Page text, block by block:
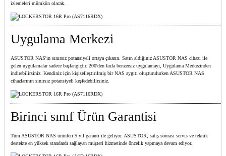
izlemeleri mümkün olacak.
Uygulama Merkezi
ASUSTOR NAS'ın sınırsız potansiyeli ortaya çıkarın. Satın aldığınız ASUSTOR NAS cihazı ile
gelen uygulamalar sadece başlangıçtır. 200'den fazla benzersiz uygulamayı, Uygulama Merkezinden
indirebilirsiniz. Kendiniz için kişiselleştirilmiş bir NAS aygıtı oluşturulurken ASUSTOR NAS
cihazlarının sınırsız potansiyeli keşfedebilirsiniz.
Birinci sınıf Ürün Garantisi
Tüm ASUSTOR NAS ürünleri 5 yıl garanti ile geliyor. ASUSTOR, satış sonrası servis ve teknik
destekte en yüksek standardı sağlayan müşteri hizmetinde öncelik yapmaya devam ediyor.